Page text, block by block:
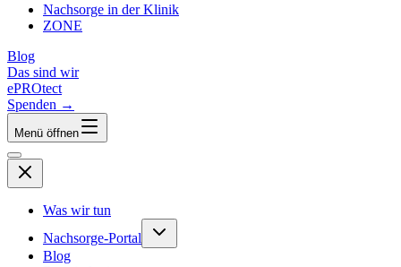
Nachsorge in der Klinik
ZONE
Blog
Das sind wir
ePROtect
Spenden →
Menü öffnen
Was wir tun
Nachsorge-Portal
Blog